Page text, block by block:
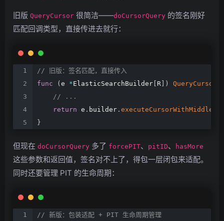
旧版 QueryCursor 很简洁——doCursorQuery 的签名刚好
匹配回调类型，直接传进去就行：
//
旧版：签名匹配，直接传入
func
( e *ElasticSearchBuilder R ) QueryCursor
//
...
return e . builder .
}
但现在 doCursorQuery 多了 forcePIT、 pitID、 hasMore
这些参数和返回值，签名对不上了，得包一层闭包来适配。
同时还要管理 PIT 的生命周期：
// 新版：包装适配 + PIT 生命周期管理